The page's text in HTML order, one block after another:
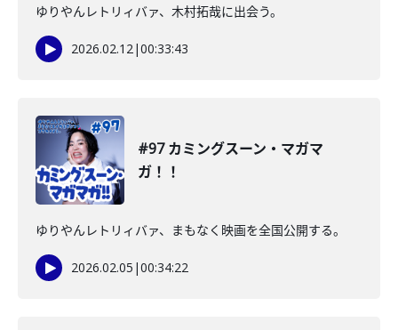
ゆりやんレトリィバァ、木村拓哉に出会う。
2026.02.12|00:33:43
#97 カミングスーン・マガマ
ガ！！
ゆりやんレトリィバァ、まもなく映画を全国公開する。
2026.02.05 |00:34:22